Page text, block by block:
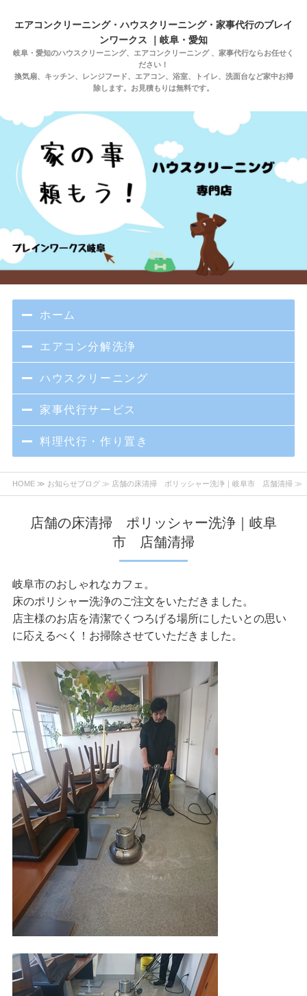
エアコンクリーニング・ハウスクリーニング・家事代行のブレイ
ンワークス ｜岐阜・愛知
岐阜・愛知のハウスクリーニング、エアコンクリーニング 、家事代行ならお任せく
ださい！
換気扇、キッチン、レンジフード、エアコン、浴室、トイレ、洗面台など家中お掃
除します。お見積もりは無料です。
ホーム
エアコン分解洗浄
ハウスクリーニング
家事代行サービス
料理代行・作り置き
HOME≫ お知らせブログ≫ 店舗の床清掃 ポリッシャー洗浄｜岐阜市 店舗清掃 ≫
店舗の床清掃 ポリッシャー洗浄｜岐阜
市 店舗清掃
岐阜市のおしゃれなカフェ。
床のポリシャー洗浄のご注文をいただきました。
店主様のお店を清潔でくつろげる場所にしたいとの思い
に応えるべく！お掃除させていただきました。